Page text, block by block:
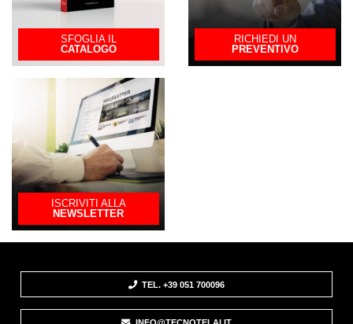
SFOGLIA IL
CATALOGO
RICHIEDI UN
PREVENTIVO
ISCRIVITI ALLA
NEWSLETTER
TEL. +39 051 700096